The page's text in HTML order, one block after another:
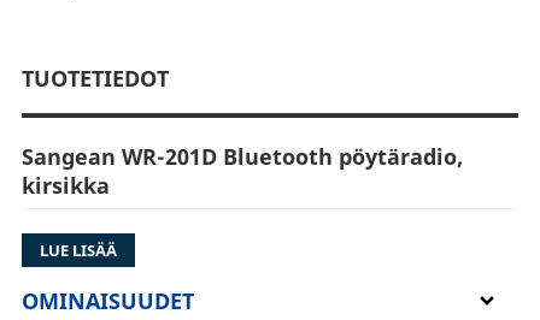
TUOTETIEDOT
Sangean WR-201D Bluetooth pöytäradio,
kirsikka
• Tyylikäs retrotyylinen puinen runko
• Langaton Bluetooth-suoratoisto
• Digitaalinen näyttö, kaukosäädin ja
LUE LISÄÄ
OMINAISUUDET